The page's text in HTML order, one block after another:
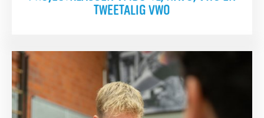
TWEETALIG VWO